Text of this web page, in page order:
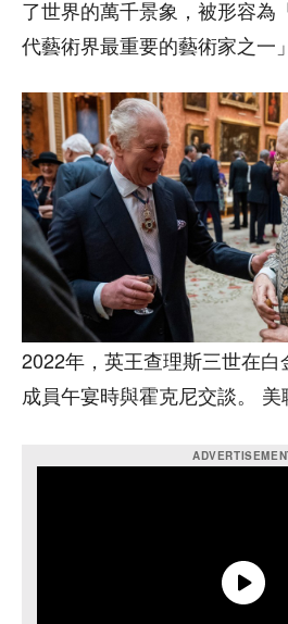
了世界的萬千景象，被形容為
代藝術界最重要的藝術家之一
2022年，英王查理斯三世在
成員午宴時與霍克尼交談​​。 美